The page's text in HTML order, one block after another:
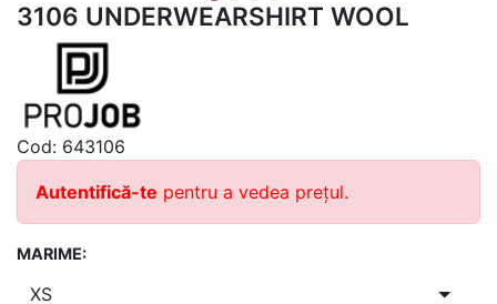
3106 UNDERWEARSHIRT WOOL
Cod: 643106
Autentifică-te pentru a vedea prețul.
MARIME: